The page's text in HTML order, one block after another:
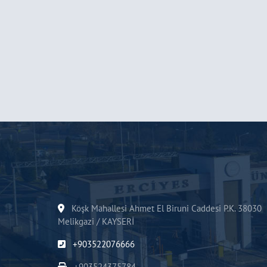
Köşk Mahallesi Ahmet El Biruni Caddesi P.K. 38030
Melikgazi / KAYSERİ
+903522076666